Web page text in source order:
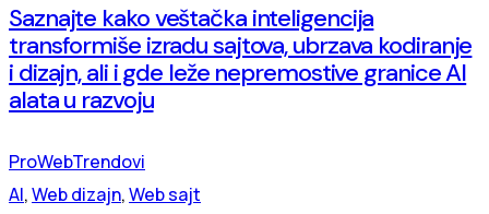
Saznajte kako veštačka inteligencija
transformiše izradu sajtova, ubrzava kodiranje
i dizajn, ali i gde leže nepremostive granice AI
alata u razvoju
ProWebTrendovi
AI,Web dizajn,Web sajt